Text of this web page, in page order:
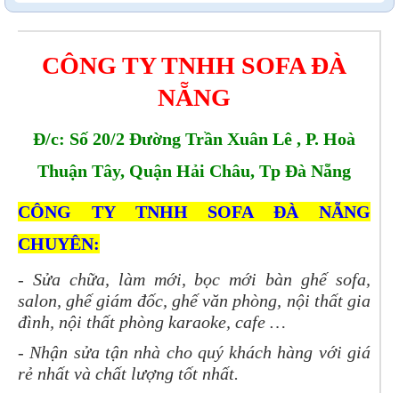
CÔNG TY TNHH SOFA ĐÀ
NẴNG
Đ/c: Số 20/2 Đường Trần Xuân Lê , P. Hoà
Thuận Tây, Quận Hải Châu, Tp Đà Nẵng
CÔNG TY TNHH SOFA ĐÀ NẴNG
CHUYÊN:
- Sửa chữa, làm mới, bọc mới bàn ghế sofa,
salon, ghế giám đốc, ghế văn phòng, nội thất gia
đình, nội thất phòng karaoke, cafe …
- Nhận sửa tận nhà cho quý khách hàng với giá
rẻ nhất và chất lượng tốt nhất.